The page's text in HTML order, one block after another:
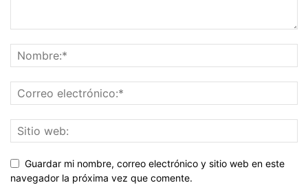
Guardar mi nombre, correo electrónico y sitio web en este
navegador la próxima vez que comente.